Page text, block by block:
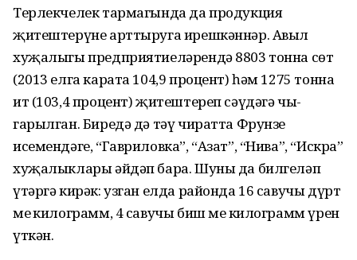
Терлекчелек тармагында да продукция
җитештерүне арттыруга ирешкәннәр. Авыл
хуҗалыгы предприятиеләрендә 8803 тонна сөт
(2013 елга карата 104,9 процент) һәм 1275 тонна
ит (103,4 процент) җитештереп сәүдәгә чы­
гарылган. Биредә дә тәү чиратта Фрунзе
исемендәге, “Гавриловка”, “Азат”, “Нива”, “Искра”
хуҗалыклары әйдәп бара. Шуны да билгеләп
үтәргә кирәк: узган елда районда 16 савучы дүрт
мең килограмм, 4 савучы биш мең килограмм үрен
үткән.